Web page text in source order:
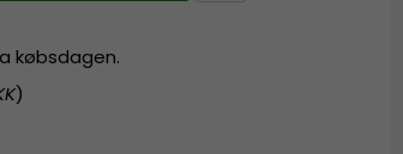
købsdagen.
)